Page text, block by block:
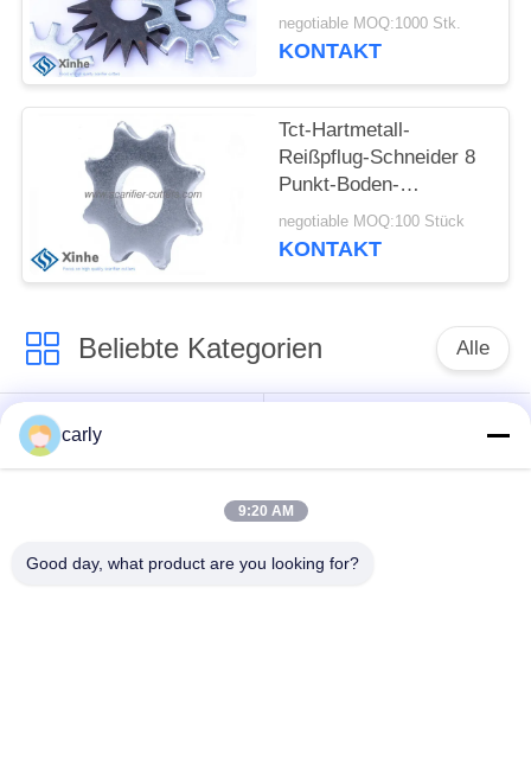
Stern-Schneider auf
scharf kritisierenden
negotiable MOQ:1000 Stk.
KONTAKT
Tct-Hartmetall-
Reißpflug-Schneider 8
Punkt-Boden-
Reißpflug-Rad-Zähne
negotiable MOQ:100 Stück
KONTAKT
Beliebte Kategorien Alle
Reißpflug-Schneider
Abstandshalter
PCD-
Schneidmaschinen
für die Vernichtung
carly
9:20 AM
Good day, what product are you looking for?